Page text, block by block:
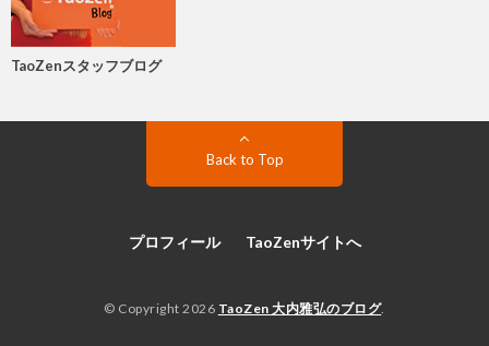
TaoZenスタッフブログ
Back to Top
プロフィール TaoZenサイトへ
© Copyright 2026 TaoZen 大内雅弘のブログ.